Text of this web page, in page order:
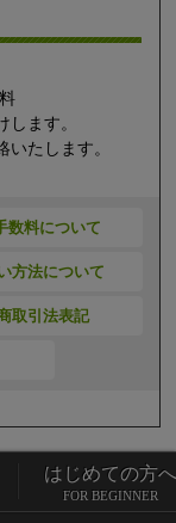
します。
たします。
数料について
方法について
取引法表記
商品一覧
はじめての方へ
FOR BEGINNER